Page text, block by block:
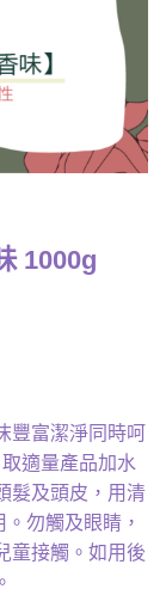
1000g
豐富潔淨同時呵
適量產品加水
髮及頭皮，用清
勿觸及眼睛，
童接觸。如用後